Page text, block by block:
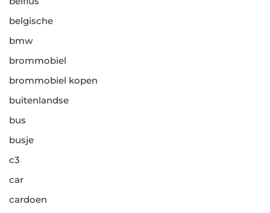
belgische
bmw
brommobiel
brommobiel kopen
buitenlandse
bus
busje
c3
car
cardoen